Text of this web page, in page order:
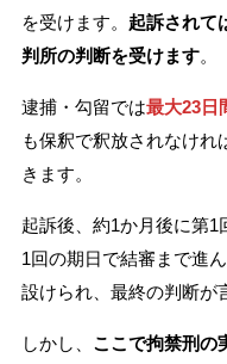
を受けます。 起訴されて
判所の判断を受けます。
逮捕・勾留では最大23日
も保釈で釈放されなけれ
きます。
起訴後、約1か月後に第1
1回の期日で結審まで進
設けられ、最終の判断が
しかし、 ここで拘禁刑の